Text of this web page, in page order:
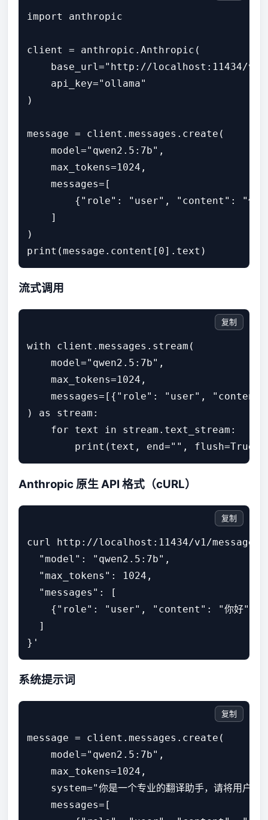
import anthropic
client = anthropic.Anthropic(
base_url="http://localhost:11434/
    api_key="ollama"
)
message = client.messages.create(
    model="qwen2.5:7b",
    max_tokens=1024,
    messages=[
{"role": "user", "content": "你好
    ]
)
print(message.content[0].text)
流式调用
with client.messages.stream(
    model="qwen2.5:7b",
    max_tokens=1024,
messages=[{"role": "user",
) as stream:
    for text in stream.text_stream:
        print(text, end="", flush=True)
复制
Anthropic 原生 API 格式（cURL）
curl http://localhost:11434/v1/
  "model": "qwen2.5:7b",
  "max_tokens": 1024,
  "messages": [
    {"role": "user", "content": "你好"}
  ]
}'
复制
系统提示词
message = client.messages.create(
    model="qwen2.5:7b",
    max_tokens=1024,
system="你是一个专业的翻译助手，请将用户输
    messages=[
复制